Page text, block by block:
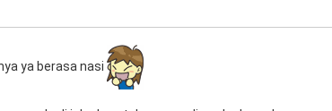
ya berasa nasi